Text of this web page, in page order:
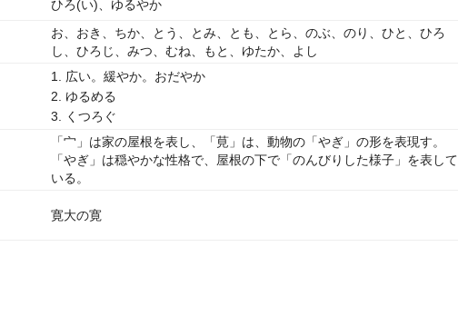
ひろ(い)、ゆるやか
お、おき、ちか、とう、とみ、とも、とら、のぶ、のり、ひと、ひろ
し、ひろじ、みつ、むね、もと、ゆたか、よし
1. 広い。緩やか。おだやか
2. ゆるめる
3. くつろぐ
「宀」は家の屋根を表し、「莧」は、動物の「やぎ」の形を表現す。
「やぎ」は穏やかな性格で、屋根の下で「のんびりした様子」を表して
いる。
寛大の寛